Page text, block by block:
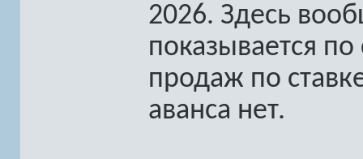
2026. Здесь
показывается
продаж по
аванса нет.